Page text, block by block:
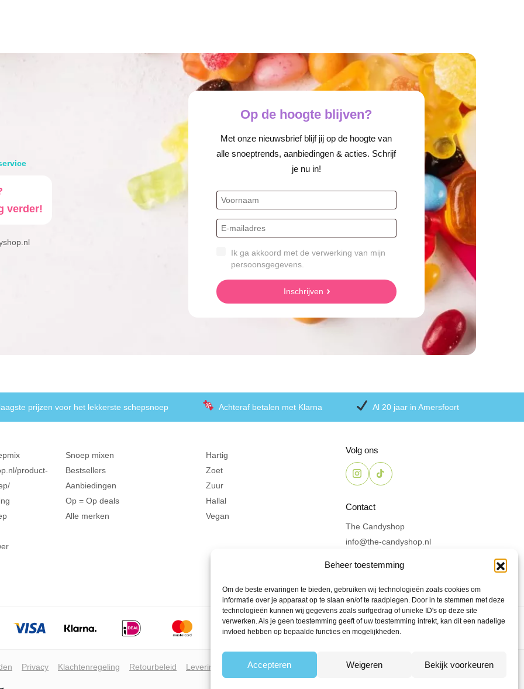
Beheer toestemming
Om de beste ervaringen te bieden, gebruiken wij technologieën zoals cookies om
informatie over je apparaat op te slaan en/of te raadplegen. Door in te stemmen met deze
technologieën kunnen wij gegevens zoals surfgedrag of unieke ID's op deze site
verwerken. Als je geen toestemming geeft of uw toestemming intrekt, kan dit een nadelige
invloed hebben op bepaalde functies en mogelijkheden.
Accepteren Weigeren Bekijk voorkeuren
verder!
Op de hoogte blijven?
Met onze nieuwsbrief blijf jij op de hoogte van
alle snoeptrends, aanbiedingen & acties. Schrijf
je nu in!
Ik ga akkoord met de verwerking van mijn
persoonsgegevens.
Inschrijven
prijzen voor het lekkerste schepsnoep Achteraf betalen met Klarna Al 20 jaar in Amersfoort
product-
Snoep mixen
Bestsellers
Aanbiedingen
Op = Op deals
Alle merken
Hartig
Zoet
Zuur
Hallal
Vegan
Volg ons
Contact
The Candyshop
info@the-candyshop.nl
Privacy Klachtenregeling Retourbeleid Leveringsvoorwaarden
Powered by Fyrst